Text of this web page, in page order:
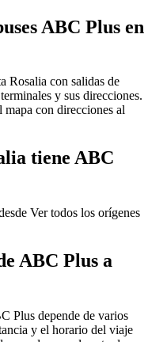
ABC Plus en
Rosalia con salidas de
y sus direcciones.
con direcciones al
tiene ABC
Ver todos los orígenes
ABC Plus a
Plus depende de varios
y el horario del viaje